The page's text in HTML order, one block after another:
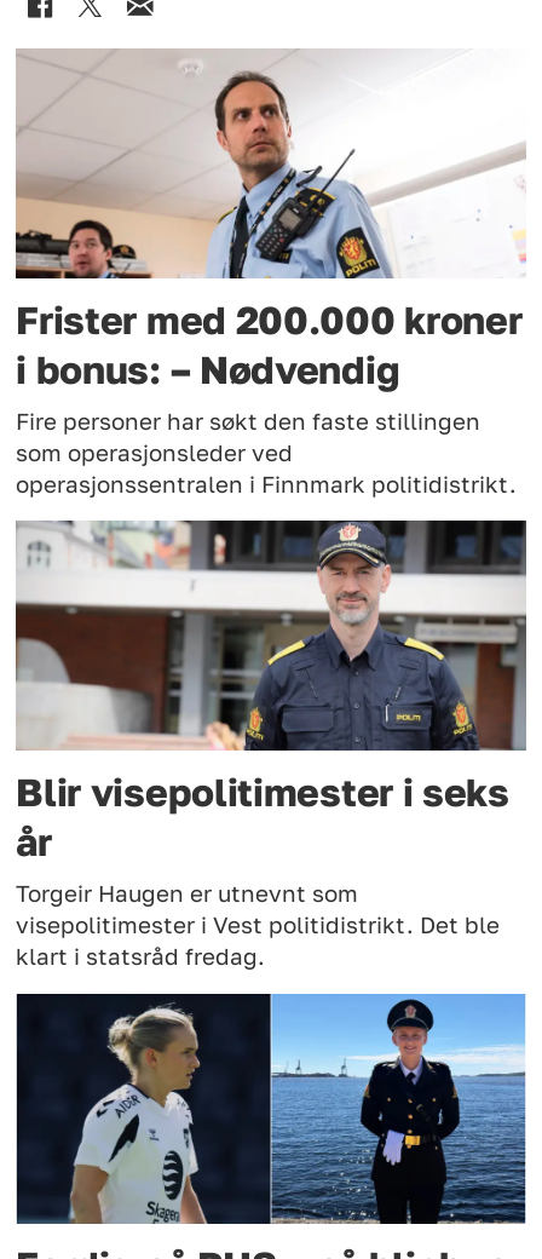
Frister med 200.000 kroner
i bonus: – Nødvendig
Fire personer har søkt den faste stillingen
som operasjonsleder ved
operasjonssentralen i Finnmark politidistrikt.
Blir visepolitimester i seks
år
Torgeir Haugen er utnevnt som
visepolitimester i Vest politidistrikt. Det ble
klart i statsråd fredag.